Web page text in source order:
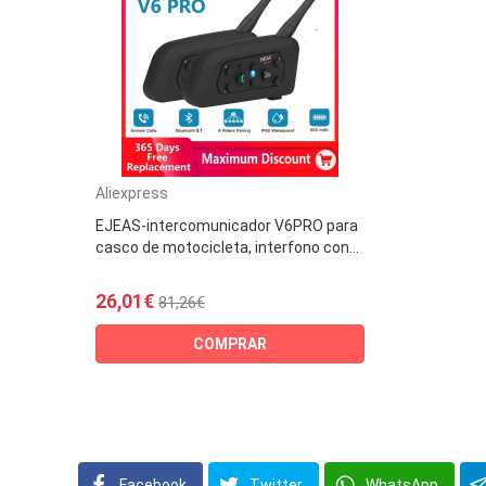
Aliexpress
EJEAS-intercomunicador V6PRO para
casco de motocicleta, interfono con...
26,01€ 81,26€
COMPRAR